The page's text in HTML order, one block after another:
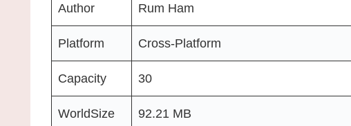
Author Rum Ham
Platform Cross-Platform
Capacity 30
WorldSize 92.21 MB